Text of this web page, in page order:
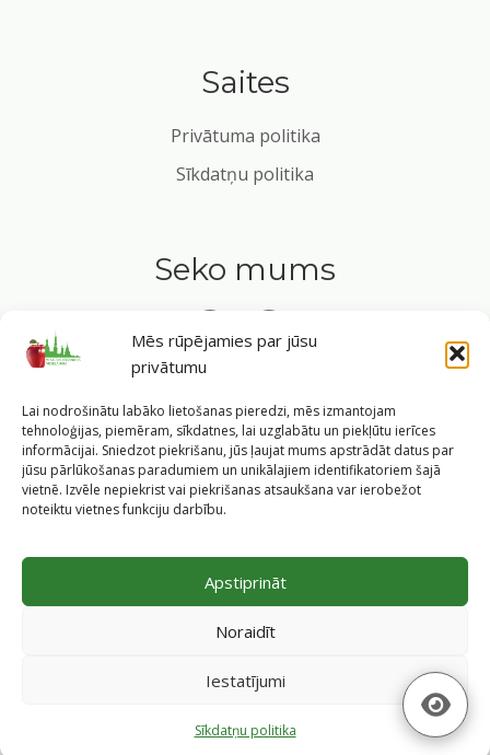
Mēs rūpējamies par jūsu
privātumu
Lai nodrošinātu labāko lietošanas pieredzi, mēs izmantojam
tehnoloģijas, piemēram, sīkdatnes, lai uzglabātu un piekļūtu ierīces
informācijai. Sniedzot piekrišanu, jūs ļaujat mums apstrādāt datus par
jūsu pārlūkošanas paradumiem un unikālajiem identifikatoriem šajā
vietnē. Izvēle nepiekrist vai piekrišanas atsaukšana var ierobežot
noteiktu vietnes funkciju darbību.
Apstiprināt
Noraidīt
Iestatījumi
Saites
Privātuma politika
Sīkdatņu politika
Seko mums
©2026 Veselīgs rīdzinieks veselā Rīgā |Pārpublicējot
informāciju, atsauce uz Rīgas valstspilsētas pašvaldības
www.veseligsridzinieks.lv
Pašvaldības portālu administrē Rīgas valstspilsētas
pašvaldības Labklājības departaments (Rīga, Baznīcas iela